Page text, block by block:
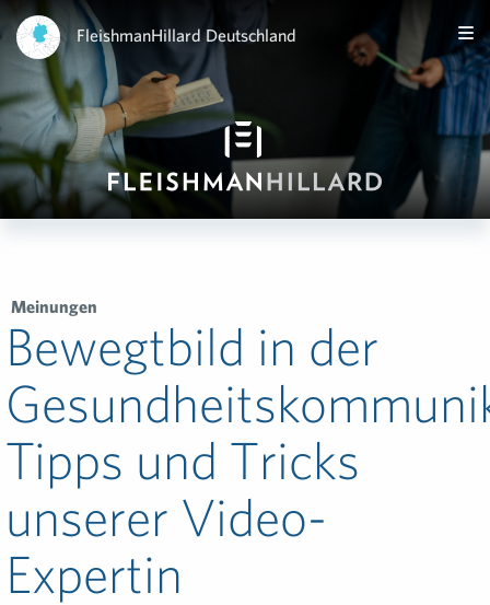
FleishmanHillard Deutschland
Meinungen
Bewegtbild in der
Tipps und Tricks
unserer Video-
Expertin